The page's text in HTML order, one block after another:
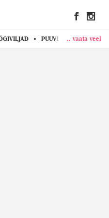
PUUVILJAD MARJAD
.. vaata veel